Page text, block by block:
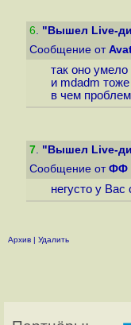
6. "Вышел Live-
Сообщение от
так оно умело
и mdadm
в чем
7. "Вышел Live-
Сообщение от ФФ
негусто у Вас
Архив | Удалить